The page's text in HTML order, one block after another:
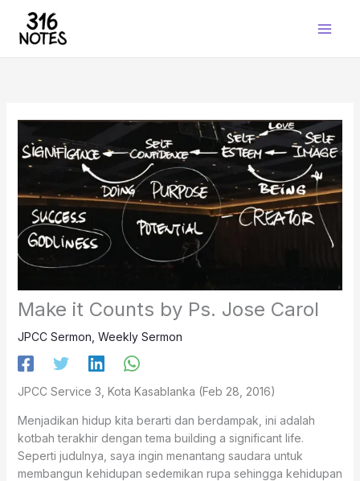
content
Make it Counts by Ps. Jose Carol
JPCC Sermon, Weekly Sermon
JPCC Service 3, Kota Kasablanka (Feb 28, 2016)
Menjadikan hidup kita berarti dan berdampak, ini adalah
kotbah terakhir dengan tema building a significant life.
Seperti judulnya, saya ingin menantang saudara untuk
membangun kehidupan sedemikan rupa sehingga kehidupan